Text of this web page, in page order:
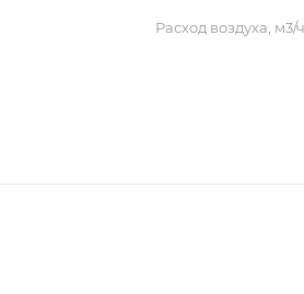
Расход воздуха, м3/